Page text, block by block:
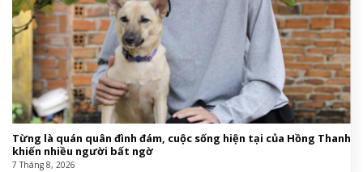
Từng là quán quân đình đám, cuộc sống hiện tại của Hồng Thanh
khiến nhiều người bất ngờ
7 Tháng 8, 2026